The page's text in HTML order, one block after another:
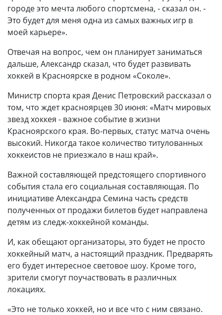
городе это мечта любого спортсмена, - сказал он. -
Это будет для меня одна из самых важных игр в
моей карьере».
Отвечая на вопрос, чем он планирует заниматься
дальше, Александр сказал, что будет развивать
хоккей в Красноярске в родном «Соколе».
Министр спорта края Денис Петровский рассказал о
том, что ждет красноярцев 30 июня: «Матч мировых
звезд хоккея - важное событие в жизни
Красноярского края. Во-первых, статус матча очень
высокий. Никогда такое количество титулованных
хоккеистов не приезжало в наш край».
Важной составляющей предстоящего спортивного
события стала его социальная составляющая. По
инициативе Александра Семина часть средств
полученных от продажи билетов будет направлена
детям из следж-хоккейной команды.
И, как обещают организаторы, это будет не просто
хоккейный матч, а настоящий праздник. Предварять
его будет интересное световое шоу. Кроме того,
зрители смогут поучаствовать в различных
локациях.
«Это не только хоккей, но и все что с ним связано.